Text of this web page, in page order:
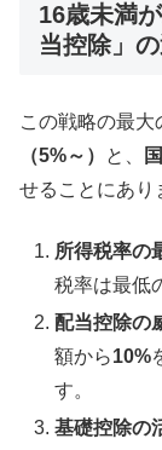
16歳未満
当控除」
この戦略の最大
（5%～）
と、
せることにあり
所得税率の
税率は最低
配当控除の
額から10%
す。
基礎控除の